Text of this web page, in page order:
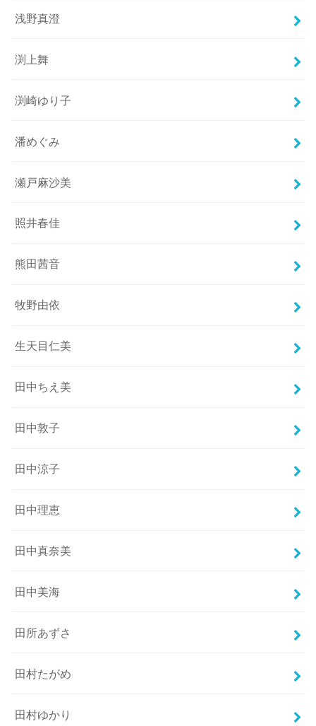
浅野真澄
渕上舞
渕崎ゆり子
潘めぐみ
瀬戸麻沙美
照井春佳
熊田茜音
牧野由依
生天目仁美
田中ちえ美
田中敦子
田中涼子
田中理恵
田中真奈美
田中美海
田所あずさ
田村たがめ
田村ゆかり